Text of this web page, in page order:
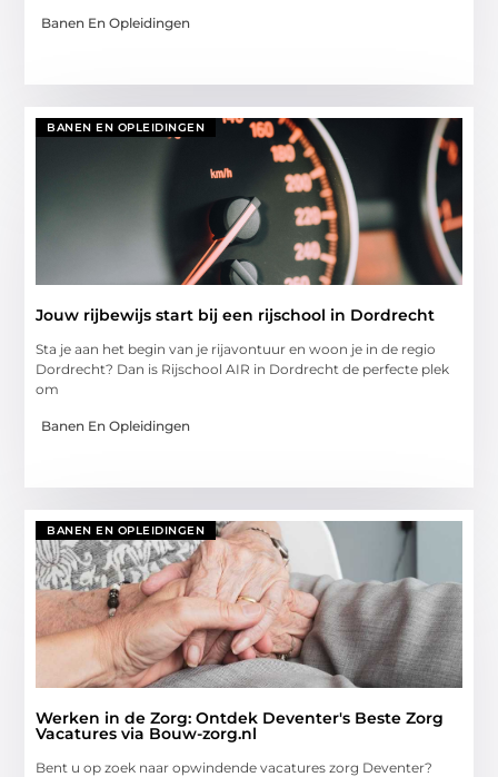
Banen En Opleidingen
BANEN EN OPLEIDINGEN
Jouw rijbewijs start bij een rijschool in Dordrecht
Sta je aan het begin van je rijavontuur en woon je in de regio
Dordrecht? Dan is Rijschool AIR in Dordrecht de perfecte plek
om
Banen En Opleidingen
BANEN EN OPLEIDINGEN
Werken in de Zorg: Ontdek Deventer's Beste Zorg
Vacatures via Bouw-zorg.nl
Bent u op zoek naar opwindende vacatures zorg Deventer?